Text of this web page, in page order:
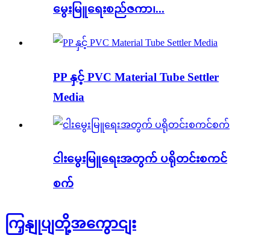
မွေးမြူရေးစည်ဇကာ၊...
PP နှင့် PVC Material Tube Settler
Media
ငါးမွေးမြူရေးအတွက် ပရိုတင်းစကင်
စက်
ကြှနျုပျတို့အကွောငျး